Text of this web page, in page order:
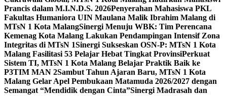
Prancis dalam M.I.N.D.S. 2026Penyerahan Mahasiswa PKL
Fakultas Humaniora UIN Maulana Malik Ibrahim Malang di
MTsN 1 Kota MalangSinergi Menuju WBK: Tim Perencana
Kemenag Kota Malang Lakukan Pendampingan Intensif Zona
Integritas di MTsN 1Sinergi Sukseskan OSN-P: MTsN 1 Kota
Malang Fasilitasi 53 Pelajar Hebat Tingkat ProvinsiPerkuat
Sistem TI, MTsN 1 Kota Malang Belajar Praktik Baik ke
P3TIM MAN 2Sambut Tahun Ajaran Baru, MTsN 1 Kota
Malang Gelar Apel Pembukaan Matamuda 2026/2027 dengan
Semangat “Mendidik dengan Cinta”Sinergi Madrasah dan